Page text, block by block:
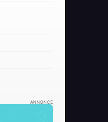
ANNONCE